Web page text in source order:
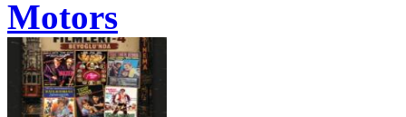
Motors